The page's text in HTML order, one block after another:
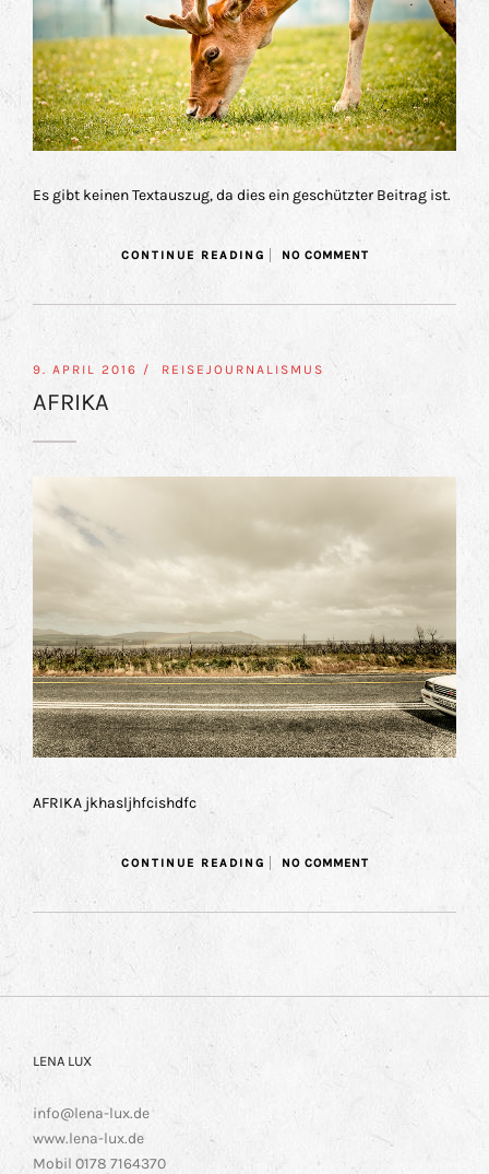
Es gibt keinen Textauszug, da dies ein geschützter Beitrag ist.
CONTINUE READING NO COMMENT
9. APRIL 2016 / REISEJOURNALISMUS
AFRIKA
AFRIKA jkhasljhfcishdfc
CONTINUE READING NO COMMENT
LENA LUX
info@lena-lux.de
www.lena-lux.de
Mobil 0178 7164370